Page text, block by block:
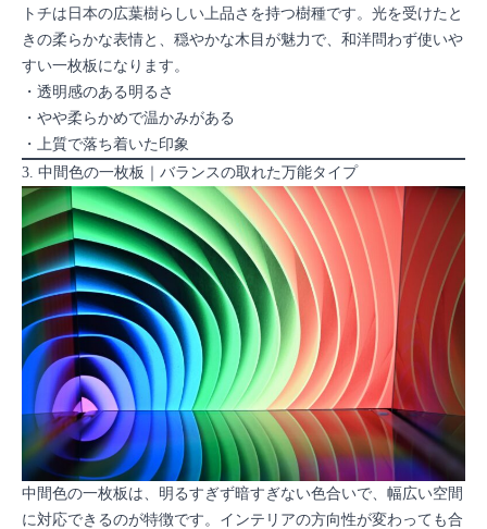
トチは日本の広葉樹らしい上品さを持つ樹種です。光を受けたと
きの柔らかな表情と、穏やかな木目が魅力で、和洋問わず使いや
すい一枚板になります。
・透明感のある明るさ
・やや柔らかめで温かみがある
・上質で落ち着いた印象
3. 中間色の一枚板｜バランスの取れた万能タイプ
中間色の一枚板は、明るすぎず暗すぎない色合いで、幅広い空間
に対応できるのが特徴です。インテリアの方向性が変わっても合